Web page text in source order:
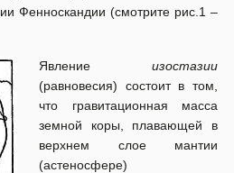
Фенноскандии (смотрите рис.1 –
Явление изостазии
(равновесия) состоит в том,
что гравитационная масса
земной коры, плавающей в
верхнем слое мантии
(астеносфере)